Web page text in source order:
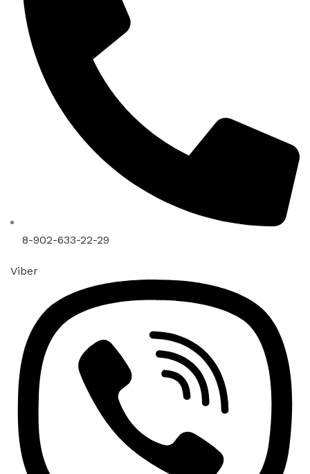
8-902-633-22-29
Viber